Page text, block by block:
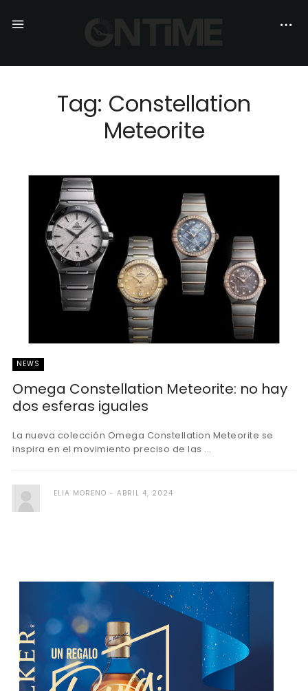
Tag: Constellation
Meteorite
NEWS
Omega Constellation Meteorite: no hay
dos esferas iguales
La nueva colección Omega Constellation Meteorite se
inspira en el movimiento preciso de las ...
ELIA MORENO ABRIL 4, 2024